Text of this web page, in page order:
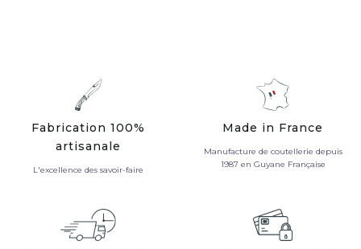
Fabrication 100%
artisanale
L'excellence des savoir-faire
Made in France
Manufacture de coutellerie depuis
1987 en Guyane Française